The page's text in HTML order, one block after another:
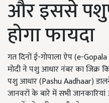
और इससे
होगा फायदा
गत दिनों ई-गोपाला ऐप (e-
मोदी ने पशु आधार नंबर का जिक्र
पशु आधार (Pashu Aadhaar)
जानवरों के बारे में सभी